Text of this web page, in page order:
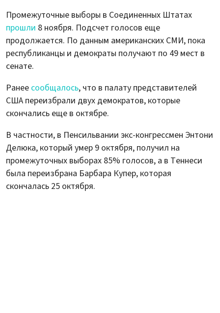
Промежуточные выборы в Соединенных Штатах
прошли 8 ноября. Подсчет голосов еще
продолжается. По данным американских СМИ, пока
республиканцы и демократы получают по 49 мест в
сенате.
Ранее сообщалось, что в палату представителей
США переизбрали двух демократов, которые
скончались еще в октябре.
В частности, в Пенсильвании экс-конгрессмен Энтони
Делюка, который умер 9 октября, получил на
промежуточных выборах 85% голосов, а в Теннеси
была переизбрана Барбара Купер, которая
скончалась 25 октября.